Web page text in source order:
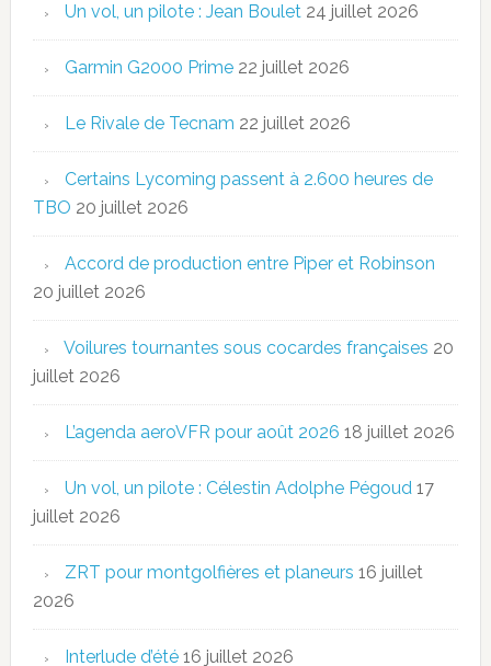
Un vol, un pilote : Jean Boulet 24 juillet 2026
Garmin G2000 Prime 22 juillet 2026
Le Rivale de Tecnam 22 juillet 2026
Certains Lycoming passent à 2.600 heures de
TBO 20 juillet 2026
Accord de production entre Piper et Robinson
20 juillet 2026
Voilures tournantes sous cocardes françaises 20
juillet 2026
L’agenda aeroVFR pour août 2026 18 juillet 2026
Un vol, un pilote : Célestin Adolphe Pégoud 17
juillet 2026
ZRT pour montgolfières et planeurs 16 juillet
2026
Interlude d’été 16 juillet 2026